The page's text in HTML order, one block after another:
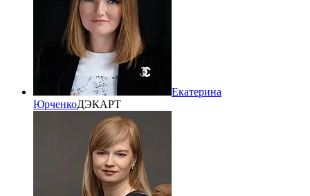
Екатерина
ЮрченкоДЭКАРТ